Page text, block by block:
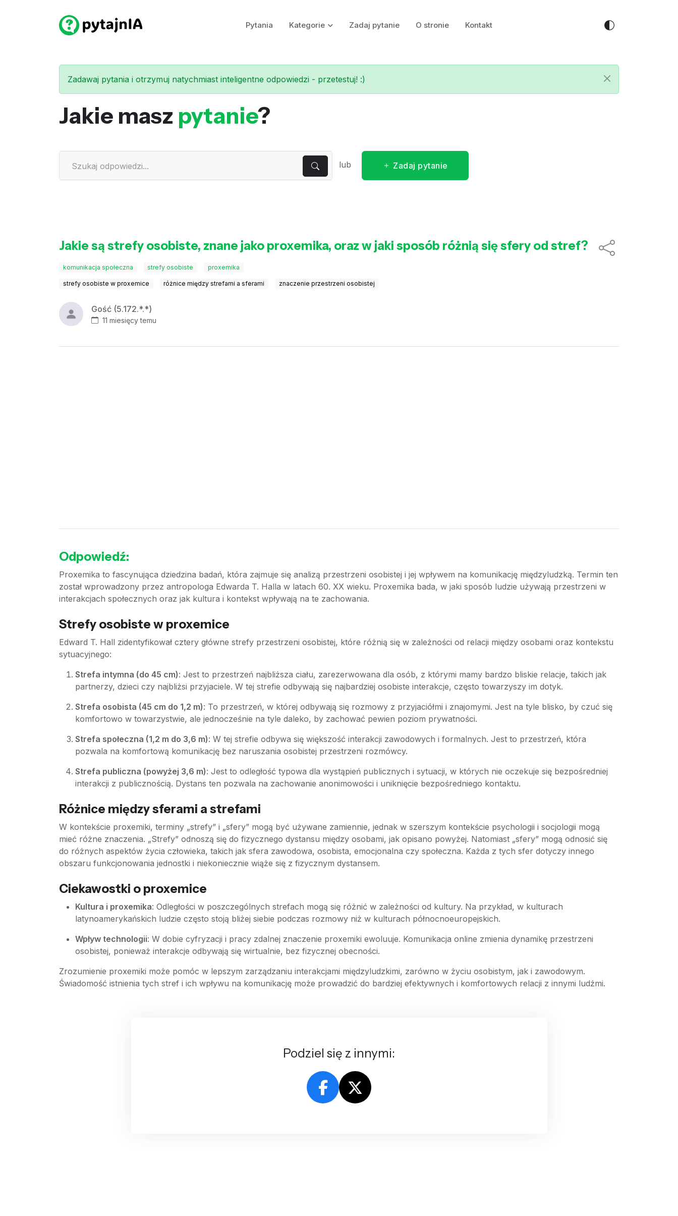
Pytania Kategorie Zadaj pytanie O stronie Kontakt
Zadawaj pytania i otrzymuj natychmiast inteligentne odpowiedzi - przetestuj! :)
Jakie masz pytanie?
lub Zadaj pytanie
Jakie są strefy osobiste, znane jako proxemika, oraz w jaki sposób różnią się sfery od stref?
komunikacja społeczna strefy osobiste proxemika
strefy osobiste w proxemice różnice między strefami a sferami znaczenie przestrzeni osobistej
Gość (5.172.*.*)
11 miesięcy temu
Odpowiedź:
Proxemika to fascynująca dziedzina badań, która zajmuje się analizą przestrzeni osobistej i jej wpływem na komunikację międzyludzką. Termin ten
został wprowadzony przez antropologa Edwarda T. Halla w latach 60. XX wieku. Proxemika bada, w jaki sposób ludzie używają przestrzeni w
interakcjach społecznych oraz jak kultura i kontekst wpływają na te zachowania.
Strefy osobiste w proxemice
Edward T. Hall zidentyfikował cztery główne strefy przestrzeni osobistej, które różnią się w zależności od relacji między osobami oraz kontekstu
sytuacyjnego:
Strefa intymna (do 45 cm): Jest to przestrzeń najbliższa ciału, zarezerwowana dla osób, z którymi mamy bardzo bliskie relacje, takich jak
partnerzy, dzieci czy najbliżsi przyjaciele. W tej strefie odbywają się najbardziej osobiste interakcje, często towarzyszy im dotyk.
Strefa osobista (45 cm do 1,2 m): To przestrzeń, w której odbywają się rozmowy z przyjaciółmi i znajomymi. Jest na tyle blisko, by czuć się
komfortowo w towarzystwie, ale jednocześnie na tyle daleko, by zachować pewien poziom prywatności.
Strefa społeczna (1,2 m do 3,6 m): W tej strefie odbywa się większość interakcji zawodowych i formalnych. Jest to przestrzeń, która
pozwala na komfortową komunikację bez naruszania osobistej przestrzeni rozmówcy.
Strefa publiczna (powyżej 3,6 m): Jest to odległość typowa dla wystąpień publicznych i sytuacji, w których nie oczekuje się bezpośredniej
interakcji z publicznością. Dystans ten pozwala na zachowanie anonimowości i uniknięcie bezpośredniego kontaktu.
Różnice między sferami a strefami
W kontekście proxemiki, terminy „strefy” i „sfery” mogą być używane zamiennie, jednak w szerszym kontekście psychologii i socjologii mogą
mieć różne znaczenia. „Strefy” odnoszą się do fizycznego dystansu między osobami, jak opisano powyżej. Natomiast „sfery” mogą odnosić się
do różnych aspektów życia człowieka, takich jak sfera zawodowa, osobista, emocjonalna czy społeczna. Każda z tych sfer dotyczy innego
obszaru funkcjonowania jednostki i niekoniecznie wiąże się z fizycznym dystansem.
Ciekawostki o proxemice
Kultura i proxemika: Odległości w poszczególnych strefach mogą się różnić w zależności od kultury. Na przykład, w kulturach
latynoamerykańskich ludzie często stoją bliżej siebie podczas rozmowy niż w kulturach północnoeuropejskich.
Wpływ technologii: W dobie cyfryzacji i pracy zdalnej znaczenie proxemiki ewoluuje. Komunikacja online zmienia dynamikę przestrzeni
osobistej, ponieważ interakcje odbywają się wirtualnie, bez fizycznej obecności.
Zrozumienie proxemiki może pomóc w lepszym zarządzaniu interakcjami międzyludzkimi, zarówno w życiu osobistym, jak i zawodowym.
Świadomość istnienia tych stref i ich wpływu na komunikację może prowadzić do bardziej efektywnych i komfortowych relacji z innymi ludźmi.
Podziel się z innymi: